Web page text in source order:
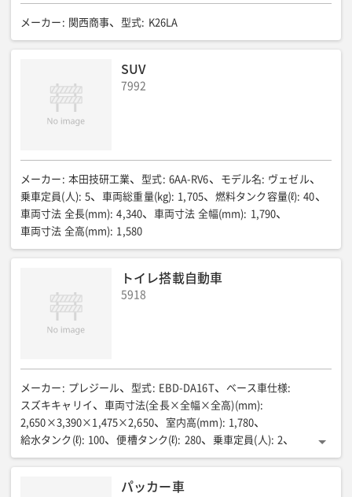
メーカー : 関西商事 型式: K26LA
SUV
7992
メーカー : 本田技研工業 型式: 6AA-RV6 モデル名: ヴェゼル
乗車定員(人): 5 車両総重量(kg): 1,705 燃料タンク容量(ℓ): 40
車両寸法 全長(mm): 4,340 車両寸法 全幅(mm): 1,790
車両寸法 全高(mm): 1,580
トイレ搭載自動車
5918
メーカー : プレジール 型式: EBD-DA16T ベース車仕様:
スズキキャリイ
車両寸法(全長×全幅×全高)(mm):
2,650×3,390×1,475×2,650
室内高(mm): 1,780
給水タンク(ℓ): 100 便槽タンク(ℓ): 280 乗車定員(人): 2
燃料タンク容量(ℓ): 40 エンジン: ガソリン 駆動方式: 2WD
パッカー車